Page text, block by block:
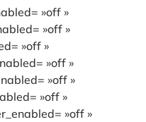
»off »
»off »
»off »
»off »
»off »
»off »
»off »